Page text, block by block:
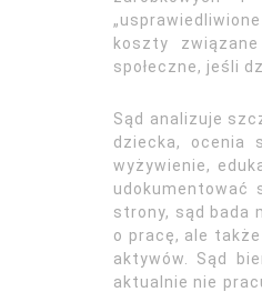
koszty
społeczne, jeśli
Sąd analizuje
dziecka, ocenia
wyżywienie,
strony, sąd bada
o pracę, ale
aktywów. Sąd
aktualnie nie